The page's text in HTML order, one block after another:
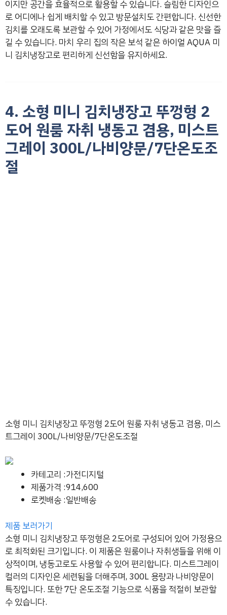
이지만 공간을 효율적으로 활용할 수 있습니다. 슬림한 디자인으
로 어디에나 쉽게 배치할 수 있고 방문설치도 간편합니다. 신선한
김치를 오래도록 보관할 수 있어 가정에서도 식당과 같은 맛을 즐
길 수 있습니다. 마치 우리 집의 작은 보석 같은 하이얼 AQUA 미
니 김치냉장고로 편리하게 신선함을 유지하세요.
4. 소형 미니 김치냉장고 뚜껑형 2
도어 원룸 자취 냉동고 겸용, 미스트
그레이 300L/나비양문/7단온도조
절
소형 미니 김치냉장고 뚜껑형 2도어 원룸 자취 냉동고 겸용, 미스
트그레이 300L/나비양문/7단온도조절
카테고리 :가전디지털
제품가격 :914,600
로켓배송 :일반배송
제품 보러가기
소형 미니 김치냉장고 뚜껑형은 2도어로 구성되어 있어 가정용으
로 최적화된 크기입니다. 이 제품은 원룸이나 자취생들을 위해 이
상적이며, 냉동고로도 사용할 수 있어 편리합니다. 미스트그레이
컬러의 디자인은 세련됨을 더해주며, 300L 용량과 나비양문이
특징입니다. 또한 7단 온도조절 기능으로 식품을 적절히 보관할
수 있습니다.